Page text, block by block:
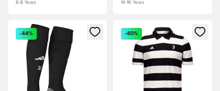
6-8 Years 14-16 Years
Megnyit egy modált a bejelentkezéshez vagy a tagként
-44%
Megnyit egy modált a
-40%